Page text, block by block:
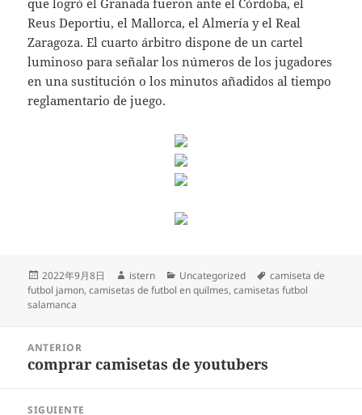
que logró el Granada fueron ante el Córdoba, el
Reus Deportiu, el Mallorca, el Almería y el Real
Zaragoza. El cuarto árbitro dispone de un cartel
luminoso para señalar los números de los jugadores
en una sustitución o los minutos añadidos al tiempo
reglamentario de juego.
Publicado
el
2022年9月8日 Autor
istern Categorías
Uncategorized Etiquetas
camiseta de
futbol jamon,camisetas de futbol en quilmes,camisetas futbol
salamanca
entradas
ANTERIOR
Entrada
comprar camisetas de youtubers
SIGUIENTE